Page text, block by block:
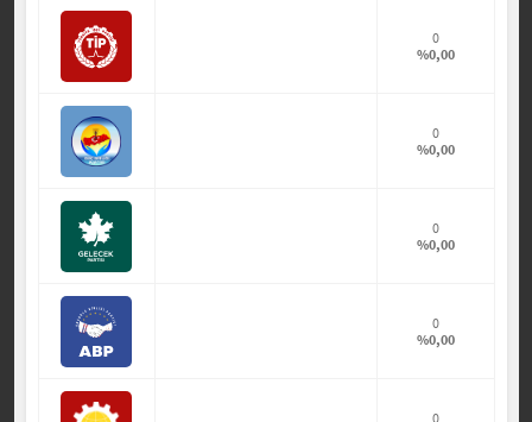
0
%0,00
0
%0,00
0
%0,00
0
%0,00
0